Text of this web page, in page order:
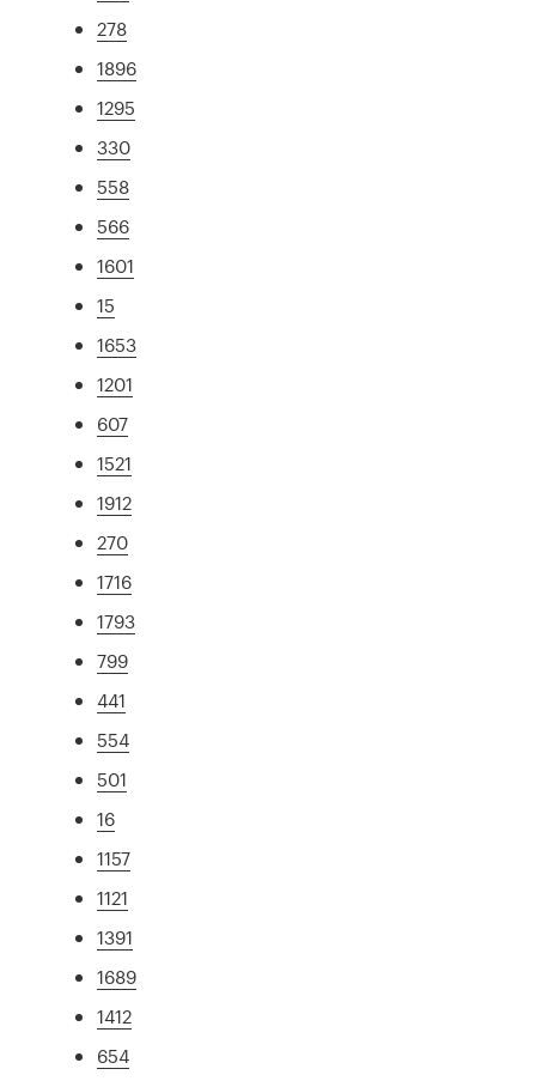
278
1896
1295
330
558
566
1601
15
1653
1201
607
1521
1912
270
1716
1793
799
441
554
501
16
1157
1121
1391
1689
1412
654